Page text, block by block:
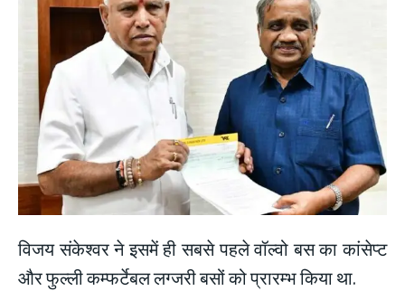
विजय संकेश्वर ने इसमें ही सबसे पहले वॉल्वो बस का कांसेप्ट
और फुल्ली कम्फर्टेबल लग्जरी बसों को प्रारम्भ किया था.